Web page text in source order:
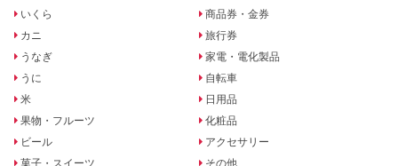
いくら
カニ
うなぎ
うに
米
果物・フルーツ
ビール
菓子・スイーツ
商品券・金券
旅行券
家電・電化製品
自転車
日用品
化粧品
アクセサリー
その他